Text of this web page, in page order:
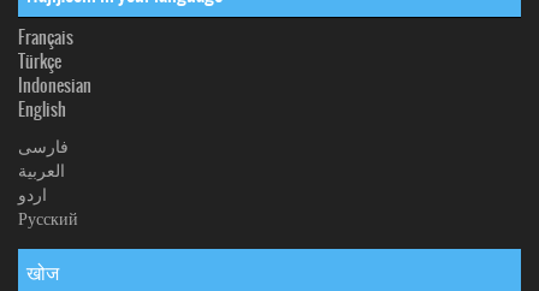
Français
Türkçe
Indonesian
English
فارسی
العربیة
اردو
Русский
खोज